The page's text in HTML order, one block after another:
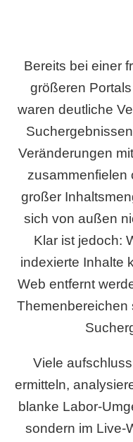
Bereits bei einer
größeren
waren deutliche
Veränderungen
zusammenfielen
großer
sich von außen
Klar ist jedoch:
indexierte Inhalte
Web entfernt
Themenbereichen
Viele
ermitteln,
blanke Labor-
sondern im Live-